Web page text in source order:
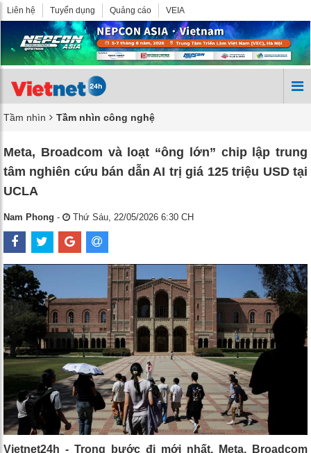
Liên hệ Tuyển dụng Quảng cáo VEIA
Tầm nhìn Tầm nhìn công nghệ
Meta, Broadcom và loạt “ông lớn” chip lập trung
tâm nghiên cứu bán dẫn AI trị giá 125 triệu USD tại
UCLA
Nam Phong - Thứ Sáu, 22/05/2026 6:30 CH
Vietnet24h - Trong bước đi mới nhất, Meta, Broadcom